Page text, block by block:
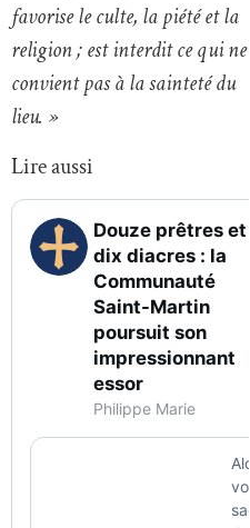
favorise le culte, la piété et la
religion ; est interdit ce qui ne
convient pas à la sainteté du
lieu. »
Lire aussi